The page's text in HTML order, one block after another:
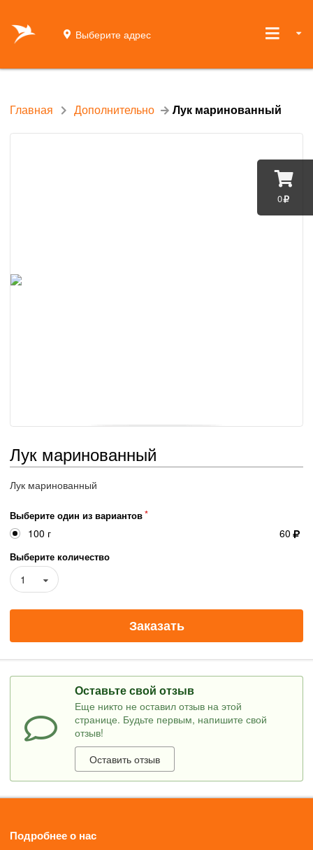
0
Выберите адрес
Главная Дополнительно Лук маринованный
Лук маринованный
Лук маринованный
Выберите один из вариантов
100 г 60
Выберите количество
1
Заказать
Оставьте свой отзыв
Еще никто не оставил отзыв на этой
странице. Будьте первым, напишите свой
отзыв!
Оставить отзыв
Подробнее о нас